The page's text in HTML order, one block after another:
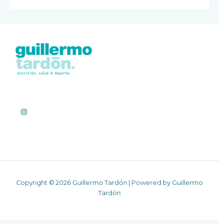
Copyright © 2026 Guillermo Tardón | Powered by Guillermo
Tardón